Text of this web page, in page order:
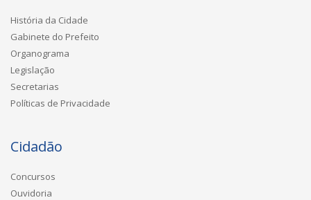
História da Cidade
Gabinete do Prefeito
Organograma
Legislação
Secretarias
Políticas de Privacidade
Cidadão
Concursos
Ouvidoria